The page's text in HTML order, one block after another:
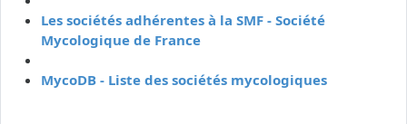
Les sociétés adhérentes à la SMF - Société
Mycologique de France
MycoDB - Liste des sociétés mycologiques